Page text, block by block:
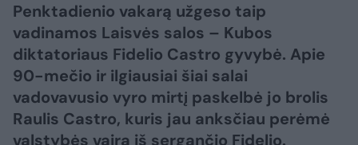
Penktadienio vakarą užgeso taip
vadinamos Laisvės salos – Kubos
diktatoriaus Fidelio Castro gyvybė. Apie
90-mečio ir ilgiausiai šiai salai
vadovavusio vyro mirtį paskelbė jo brolis
Raulis Castro, kuris jau anksčiau perėmė
valstybės vairą iš sergančio Fidelio.